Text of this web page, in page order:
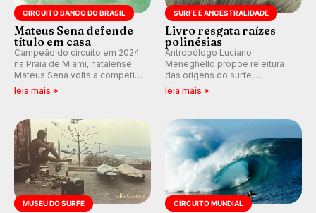
CIRCUITO BANCO DO BRASIL
Mateus Sena defende
título em casa
Campeão do circuito em 2024
na Praia de Miami, natalense
Mateus Sena volta a competir
em casa em busca de manter a
leia mais »
SURFE E ANCESTRALIDADE
Livro resgata raízes
polinésias
Antropólogo Luciano
Meneghello propõe releitura
das origens do surfe,
resgatando a cultura polinésia
prática em esporte e indústria.
leia mais »
MUSEU DO SURFE CIRCUITO MUNDIAL